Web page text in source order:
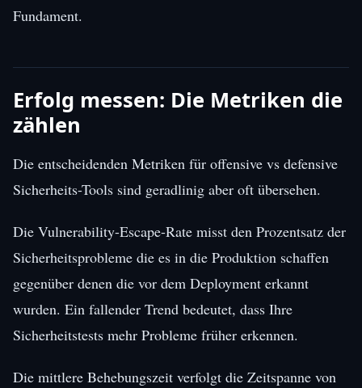
Fundament.
Erfolg messen: Die Metriken die
zählen
Die entscheidenden Metriken für offensive vs defensive
Sicherheits-Tools sind geradlinig aber oft übersehen.
Die Vulnerability-Escape-Rate misst den Prozentsatz der
Sicherheitsprobleme die es in die Produktion schaffen
gegenüber denen die vor dem Deployment erkannt
wurden. Ein fallender Trend bedeutet, dass Ihre
Sicherheitstests mehr Probleme früher erkennen.
Die mittlere Behebungszeit verfolgt die Zeitspanne von